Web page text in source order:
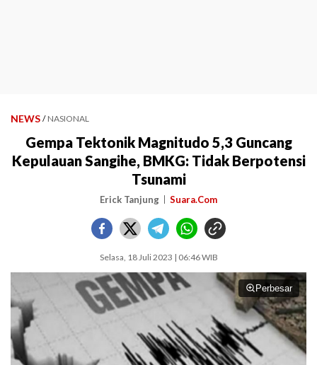
NEWS / NASIONAL
Gempa Tektonik Magnitudo 5,3 Guncang
Kepulauan Sangihe, BMKG: Tidak Berpotensi
Tsunami
Erick Tanjung Suara.Com
Selasa, 18 Juli 2023 | 06:46 WIB
Perbesar